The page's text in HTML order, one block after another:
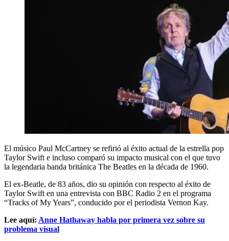
El músico Paul McCartney se refirió al éxito actual de la estrella pop
Taylor Swift e incluso comparó su impacto musical con el que tuvo
la legendaria banda británica The Beatles en la década de 1960.
El ex-Beatle, de 83 años, dio su opinión con respecto al éxito de
Taylor Swift en una entrevista con BBC Radio 2 en el programa
“Tracks of My Years”, conducido por el periodista Vernon Kay.
Lee aquí: Anne Hathaway habla por primera vez sobre su
problema visual